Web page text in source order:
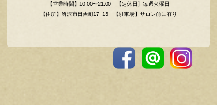
【営業時間】10:00〜21:00
【定休日】毎週火曜日
【住所】所沢市日吉町17−13
【駐車場】サロン前に有り